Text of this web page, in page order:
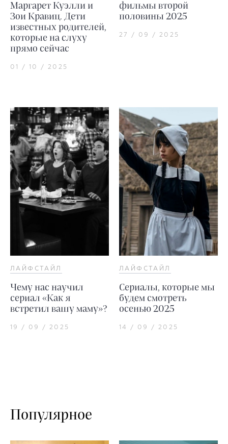
Маргарет Куэлли и
Зои Кравиц. Дети
известных родителей,
которые на слуху
прямо сейчас
01 / 10 / 2025
фильмы второй
половины 2025
27 / 09 / 2025
ЛАЙФСТАЙЛ
Чему нас научил
сериал «Как я
встретил вашу маму»?
19 / 09 / 2025
ЛАЙФСТАЙЛ
Сериалы, которые мы
будем смотреть
осенью 2025
14 / 09 / 2025
Популярное